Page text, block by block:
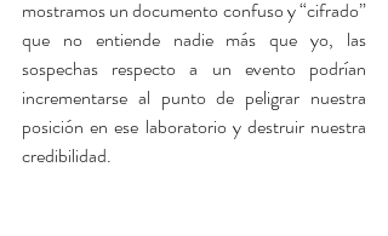
mostramos un documento confuso y “cifrado”
que no entiende nadie más que yo, las
sospechas respecto a un evento podrían
incrementarse al punto de peligrar nuestra
posición en ese laboratorio y destruir nuestra
credibilidad.